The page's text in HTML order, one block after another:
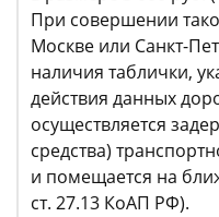
При совершении
Москве или Санкт-
наличия таблички,
действия данных
осуществляется
средства)
и помещается на
ст. 27.13 КоАП РФ).